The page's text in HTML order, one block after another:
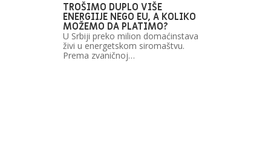
TROŠIMO DUPLO VIŠE
ENERGIIJE NEGO EU, A KOLIKO
MOŽEMO DA PLATIMO?
U Srbiji preko milion domaćinstava
živi u energetskom siromaštvu.
Prema zvaničnoj…